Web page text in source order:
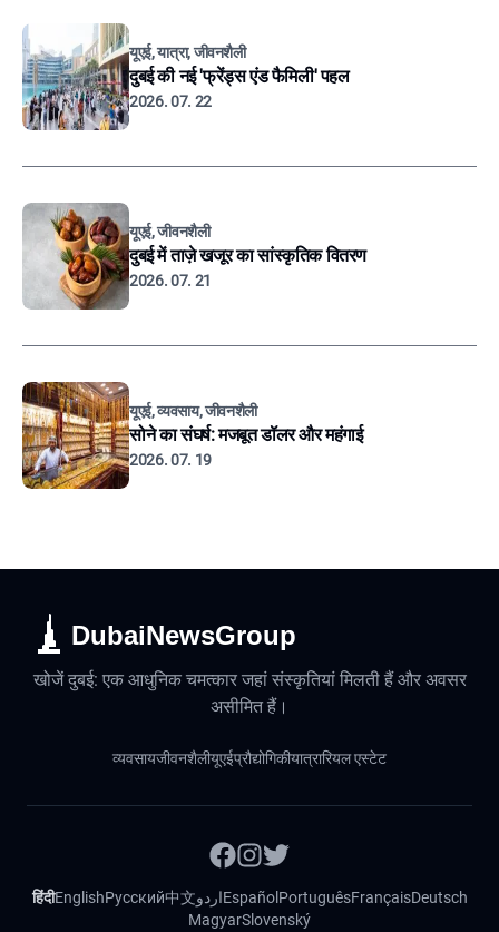
यूएई, यात्रा, जीवनशैली
दुबई की नई 'फ्रेंड्स एंड फैमिली' पहल
2026. 07. 22
यूएई, जीवनशैली
दुबई में ताज़े खजूर का सांस्कृतिक वितरण
2026. 07. 21
यूएई, व्यवसाय, जीवनशैली
सोने का संघर्ष: मजबूत डॉलर और महंगाई
2026. 07. 19
DubaiNewsGroup
खोजें दुबई: एक आधुनिक चमत्कार जहां संस्कृतियां मिलती हैं और अवसर
असीमित हैं।
व्यवसायजीवनशैलीयूएईप्रौद्योगिकीयात्रारियल एस्टेट
हिंदीEnglishРусский中文اردوEspañol PortuguêsFrançaisDeutsch
MagyarSlovenský